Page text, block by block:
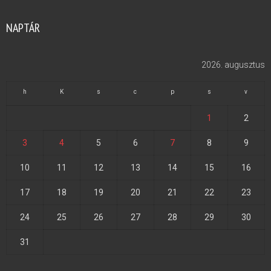
NAPTÁR
2026. augusztus
h K s c p s v
1 2
3 4 5 6 7 8 9
10 11 12 13 14 15 16
17 18 19 20 21 22 23
24 25 26 27 28 29 30
31